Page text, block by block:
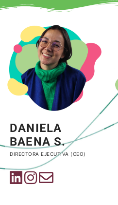
DANIELA
BAENA S.
DIRECTORA EJECUTIVA (CEO)